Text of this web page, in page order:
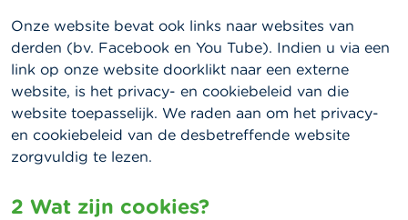
Onze website bevat ook links naar websites van
derden (bv. Facebook en You Tube). Indien u via een
link op onze website doorklikt naar een externe
website, is het privacy- en cookiebeleid van die
website toepasselijk. We raden aan om het privacy-
en cookiebeleid van de desbetreffende website
zorgvuldig te lezen.
2 Wat zijn cookies?